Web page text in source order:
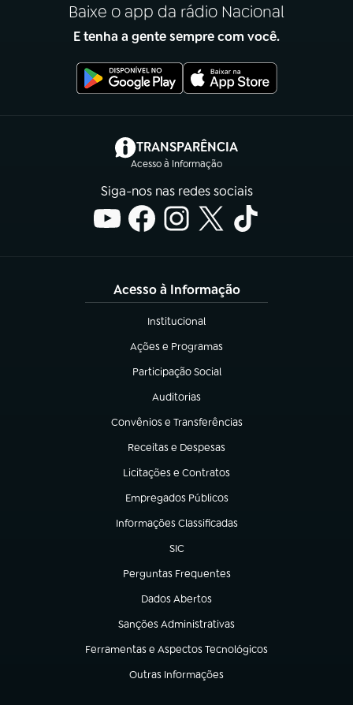
Baixe o app da rádio Nacional
E tenha a gente sempre com você.
TRANSPARÊNCIA
Acesso à Informação
(abre em nova aba)
Siga-nos nas redes sociais
Acesso à Informação
Institucional
(abre em nova aba)
Ações e Programas
(abre em nova aba)
Participação Social
(abre em nova aba)
Auditorias
(abre em nova aba)
Convênios e Transferências
(abre em nova aba)
Receitas e Despesas
(abre em nova aba)
Licitações e Contratos
(abre em nova aba)
Empregados Públicos
(abre em nova aba)
Informações Classificadas
(abre em nova aba)
SIC
(abre em nova aba)
Perguntas Frequentes
(abre em nova aba)
Dados Abertos
(abre em nova aba)
Sanções Administrativas
(abre em nova aba)
Ferramentas e Aspectos Tecnológicos
(abre em nova aba)
Outras Informações
(abre em nova aba)